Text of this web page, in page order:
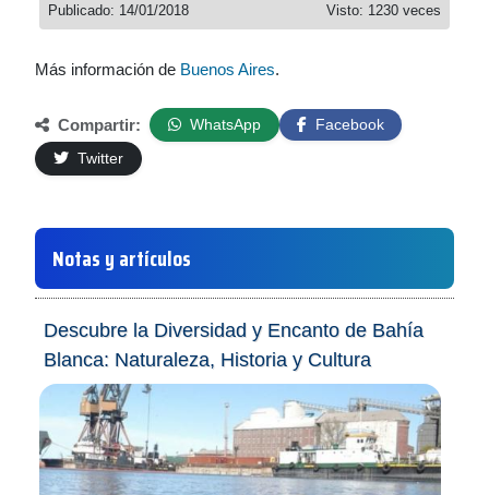
Visto: 1230 veces
Publicado: 14/01/2018
Más información de Buenos Aires.
Compartir: WhatsApp
Facebook
Twitter
Notas y artículos
Descubre la Diversidad y Encanto de Bahía
Blanca: Naturaleza, Historia y Cultura